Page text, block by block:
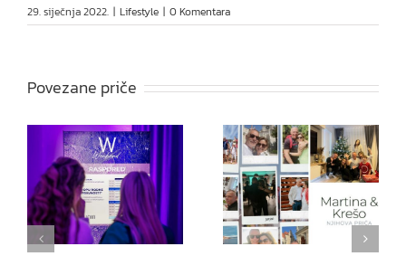
29. siječnja 2022. | Lifestyle | 0 Komentara
Povezane priče